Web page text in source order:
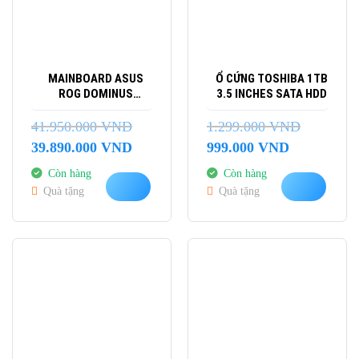
MAINBOARD ASUS
ROG DOMINUS
EXTREME
41.950.000VND
Giá
là:
41.950.000 VND.
39.890.000 VNDGiá
tại
Còn hàng
Quà tặng
Ổ CỨNG TOSHIBA 1TB
3.5 INCHES SATA HDD
1.299.000VND
Giá
là:
1.299.000 VND.
999.000 VNDGiá
tại
Còn hàng
Quà tặng